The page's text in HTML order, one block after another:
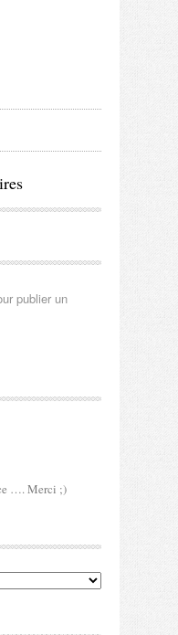
publier un
…. Merci ;)
Catégories